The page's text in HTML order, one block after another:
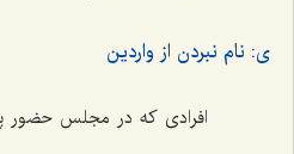
ی: نام نبردن از واردین
افرادی که در مجلس حضور